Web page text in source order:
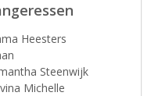
Heesters
Steenwijk
Michelle